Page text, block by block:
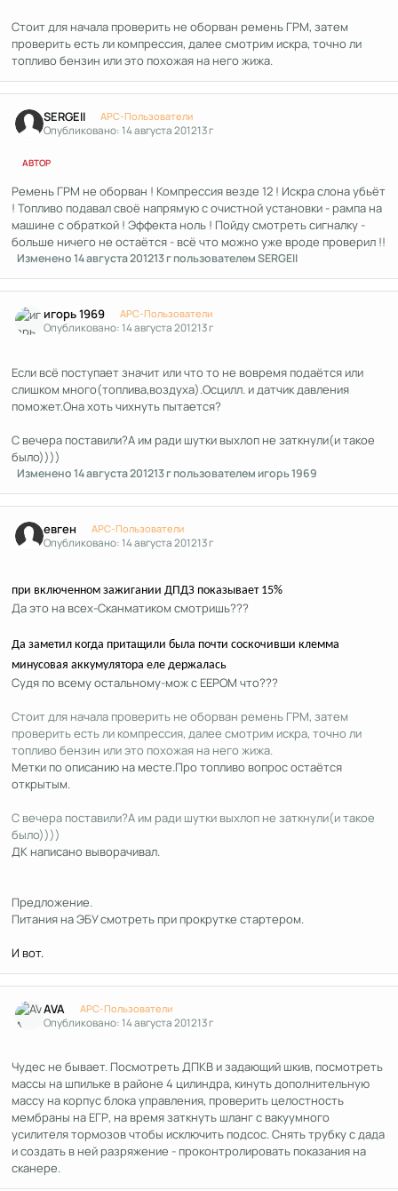
Стоит для начала проверить не оборван ремень ГРМ, затем
проверить есть ли компрессия, далее смотрим искра, точно ли
топливо бензин или это похожая на него жижа.
SERGEII APC-Пользователи
Опубликовано:14 августа 201213 г
АВТОР
Ремень ГРМ не оборван ! Компрессия везде 12 ! Искра слона убьёт
! Топливо подавал своё напрямую с очистной установки - рампа на
машине с обраткой ! Эффекта ноль ! Пойду смотреть сигналку -
больше ничего не остаётся - всё что можно уже вроде проверил !!
Изменено14 августа 201213 гпользователем SERGEII
игорь 1969 APC-Пользователи
Опубликовано:14 августа 201213 г
Если всё поступает значит или что то не вовремя подаётся или
слишком много(топлива,воздуха).Осцилл. и датчик давления
поможет.Она хоть чихнуть пытается?
С вечера поставили?А им ради шутки выхлоп не заткнули(и такое
было))))
Изменено14 августа 201213 гпользователем игорь 1969
евген APC-Пользователи
Опубликовано:14 августа 201213 г
при включенном зажигании ДПДЗ показывает 15%
Да это на всех-Сканматиком смотришь???
Да заметил когда притащили была почти соскочивши клемма
минусовая аккумулятора еле держалась
Судя по всему остальному-мож с ЕЕРОМ что???
Стоит для начала проверить не оборван ремень ГРМ, затем
проверить есть ли компрессия, далее смотрим искра, точно ли
топливо бензин или это похожая на него жижа.
Метки по описанию на месте.Про топливо вопрос остаётся
открытым.
С вечера поставили?А им ради шутки выхлоп не заткнули(и такое
было))))
ДК написано выворачивал.
Предложение.
Питания на ЭБУ смотреть при прокрутке стартером.
И вот.
AVA APC-Пользователи
Опубликовано:14 августа 201213 г
Чудес не бывает. Посмотреть ДПКВ и задающий шкив, посмотреть
массы на шпильке в районе 4 цилиндра, кинуть дополнительную
массу на корпус блока управления, проверить целостность
мембраны на ЕГР, на время заткнуть шланг с вакуумного
усилителя тормозов чтобы исключить подсос. Снять трубку с дада
и создать в ней разряжение - проконтролировать показания на
сканере.